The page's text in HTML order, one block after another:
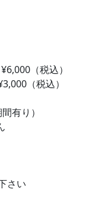
（税込）
（税込）
有り）
さい